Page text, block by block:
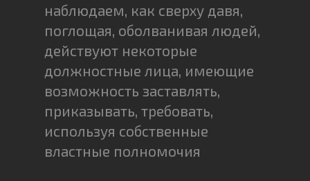
наблюдаем, как сверху давя,
поглощая, оболванивая людей,
действуют некоторые
должностные лица, имеющие
возможность заставлять,
приказывать, требовать,
используя собственные
властные полномочия